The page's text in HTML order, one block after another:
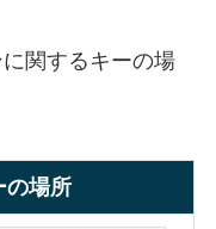
関するキーの場
の場所